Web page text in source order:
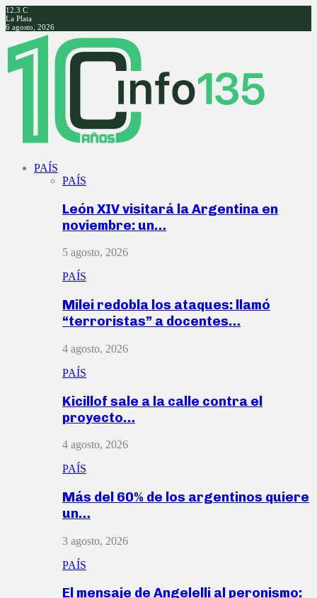
12.3 C
La Plata
6 agosto, 2026
Facebook
Twitter
Instagram
Youtube
PAÍS
PAÍS
León XIV visitará la Argentina en
noviembre: un…
5 agosto, 2026
PAÍS
Milei redobla los ataques: llamó
“terroristas” a docentes…
4 agosto, 2026
PAÍS
Kicillof sale a la calle contra el
proyecto…
4 agosto, 2026
PAÍS
Más del 60% de los argentinos quiere
un…
3 agosto, 2026
PAÍS
El mensaje de Angelelli al peronismo: